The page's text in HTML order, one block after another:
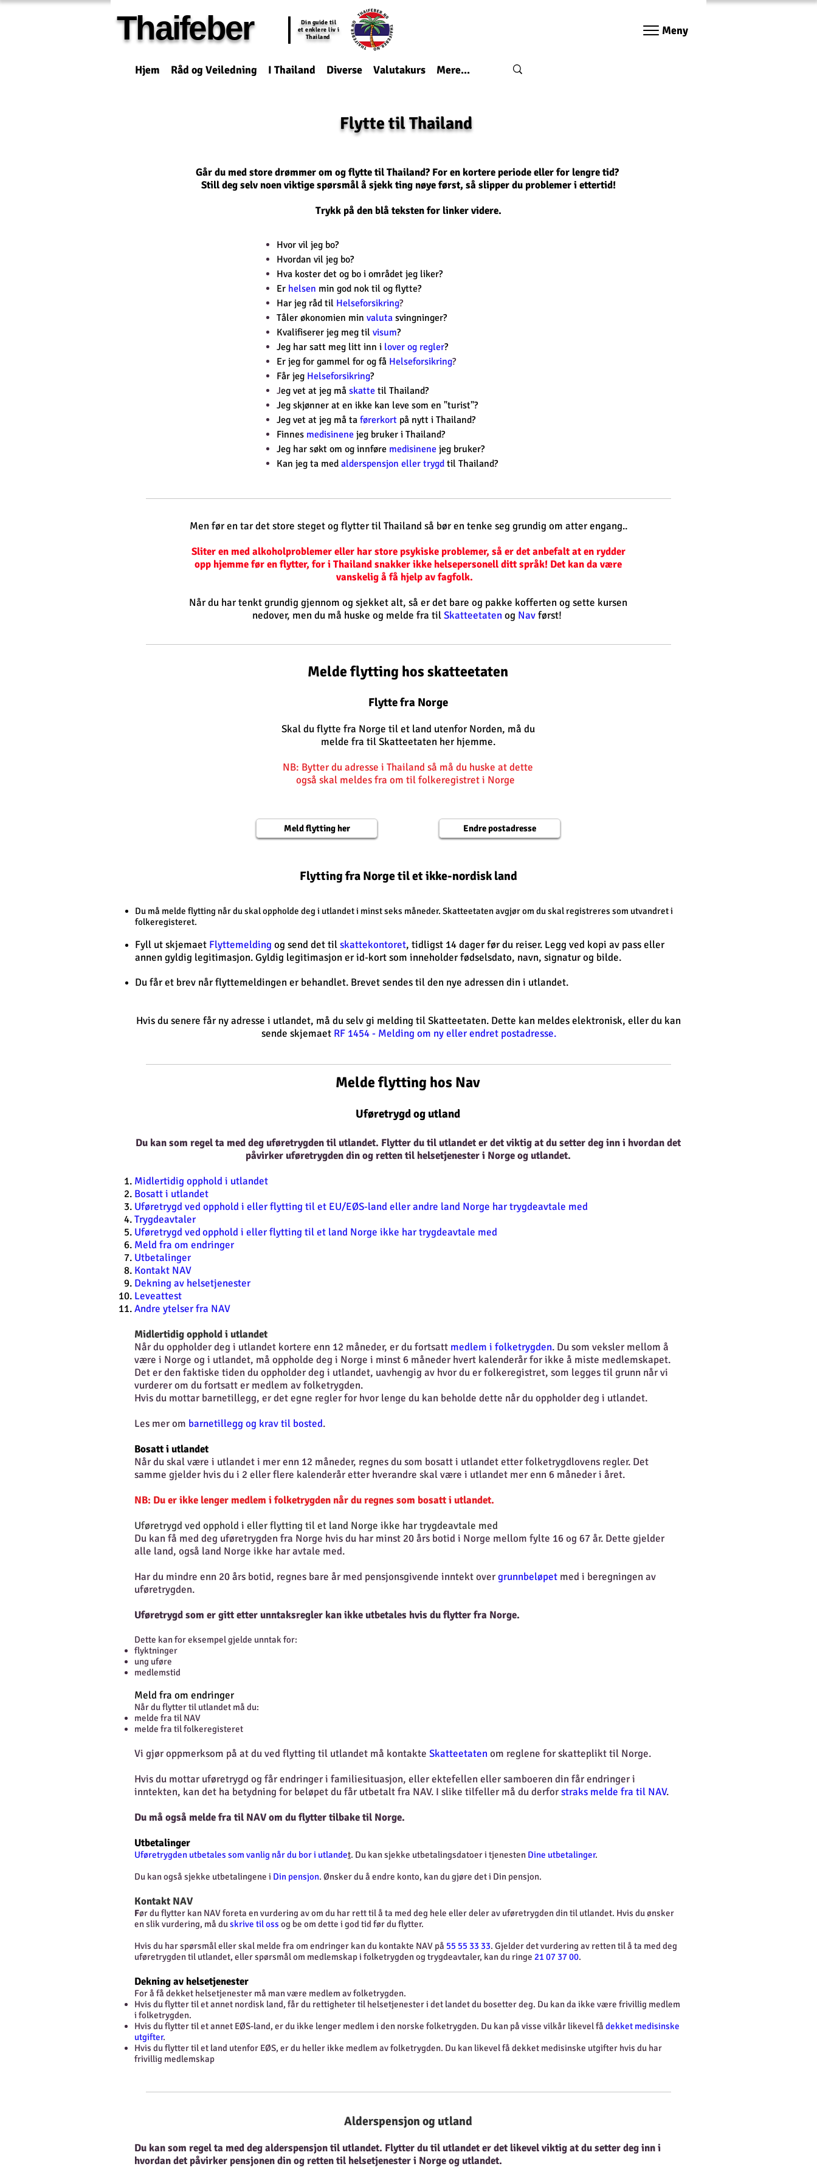
Thaifeber
Din guide til
et enklere liv i
Thailand
Meny
Hjem Råd og Veiledning I Thailand Diverse Valutakurs Mere...
Flytte til Thailand
Går du med store drømmer om og flytte til Thailand? For en kortere periode eller for lengre tid? ​
Stilldegselv noen viktigespørsmålå sjekkting nøyeførst, så slipperdu problemeri ettertid!​
Trykk på den blå teksten for linker videre.
Hvor vil jeg bo?
Hvordan vil jeg bo?
Hva koster det og bo i området jeg liker?
Er helsen min god nok til og flytte?
Har jeg råd til Helseforsikring?
Tåler økonomien min valuta svingninger?
Kvalifiserer jeg meg til visum?
Jeg har satt meg litt inn i lover og regler?
Er jeg for gammel for og få Helseforsikring?
Får jeg Helseforsikring?
Jeg vet at jeg må skatte til Thailand?
Jeg skjønner at en ikke kan leve som en "turist"?
Jeg vet at jeg må ta førerkort på nytt i Thailand?
Finnes medisinene jeg bruker i Thailand?
Jeg har søkt om og innføre medisinene jeg bruker?
Kan jeg ta med alderspensjon eller trygd til Thailand?
Men før en tar det store steget og flytter til Thailand så bør en tenke seg grundig om atter engang..
Sliter en med alkoholproblemer eller har store psykiske problemer, så er det anbefalt at en rydder
opp hjemme før en flytter, for i Thailand snakker ikke helsepersonell ditt språk! Det kan da være
vanskelig å få hjelp av fagfolk.
Når du har tenkt grundig gjennom og sjekket alt, så er det bare og pakke kofferten og sette kursen
nedover, men du må huske og melde fra tilSkatteetatenog Navførst!
Melde flytting hos skatteetaten
Flytte fra Norge
Skal du flytte fra Norge til et land utenfor Norden, må du
melde fra til Skatteetaten her hjemme.
NB: Bytter du adresse i Thailand så må du huske at dette
også skal meldes fra om til folkeregistret i Norge
Meld flytting her Endre postadresse
Flytting fra Norge til et ikke-nordisk land
Du må melde flytting når du skal oppholde deg i utlandet i minst seks måneder. Skatteetaten avgjør om du skal registreres som utvandret i
folkeregisteret.
Fyll ut skjemaet Flyttemelding og send det tilskattekontoret, tidligst 14 dager før du reiser. Legg ved kopi av pass eller
annen gyldig legitimasjon. Gyldig legitimasjon er id-kort som inneholder fødselsdato, navn, signatur og bilde.
Du får et brev når flyttemeldingen er behandlet. Brevet sendes til den nye adressen din i utlandet.
Hvis du senere får ny adresse i utlandet, må du selv gi melding til Skatteetaten. Dette kan meldeselektronisk, eller du kan
sende skjemaet RF 1454 - Melding om ny eller endret postadresse.
Melde flytting hos Nav
Uføretrygd og utland
Du kan som regel ta med deg uføretrygden til utlandet. Flytter du til utlandet er det viktig at du setter deg inn i hvordan det
påvirker uføretrygden din og retten til helsetjenester i Norge og utlandet.
Midlertidig opphold i utlandet
Bosatt i utlandet
Uføretrygd ved opphold i eller flytting til et EU/EØS-land eller andre land Norge har trygdeavtale med
Trygdeavtaler
Uføretrygd vedopphold i eller flytting til et land Norge ikke har trygdeavtale med
Meld fra om endringer
Utbetalinger
Kontakt NAV
Dekning av helsetjenester
Leveattest
Andre ytelser fra NAV
Midlertidig opphold i utlandet
Når du oppholder deg i utlandet kortere enn 12 måneder, er du fortsatt medlem i folketrygden. Du som veksler mellom å
være i Norge og i utlandet, må oppholde deg i Norge i minst 6 måneder hvert kalenderår for ikke å miste medlemskapet.
Det er den faktiske tiden du oppholder deg i utlandet, uavhengig av hvor du er folkeregistret, som legges til grunn når vi
vurderer om du fortsatt er medlem av folketrygden.
Hvis du mottar barnetillegg, er det egne regler for hvor lenge du kan beholde dette når du oppholder deg i utlandet.
Les mer om barnetillegg og krav til bosted.
Bosatt i utlandet
Når du skal være i utlandet i mer enn 12 måneder, regnes du som bosatt i utlandet etter folketrygdlovens regler. Det
samme gjelder hvis du i 2 eller flere kalenderår etter hverandre skal være i utlandet mer enn 6 måneder i året.
NB: Du er ikke lenger medlem i folketrygden når du regnes som bosatt i utlandet.
Uføretrygd ved opphold i eller flytting til et land Norge ikke har trygdeavtale med
Du kan få med deg uføretrygden fra Norge hvis du har minst 20 års botid i Norge mellom fylte 16 og 67 år. Dette gjelder
alle land, også land Norge ikke har avtale med.
Har du mindre enn 20 års botid, regnes bare år med pensjonsgivende inntekt overgrunnbeløpet med i beregningen av
uføretrygden.
Uføretrygd som er gitt etter unntaksregler kan ikke utbetales hvis du flytter fra Norge.
Dette kan for eksempel gjelde unntak for:
flyktninger
ung uføre
medlemstid
Meld fra om endringer
Når du flytter til utlandet må du:
melde fra til NAV
melde fra til folkeregisteret
Vi gjør oppmerksom på at du ved flytting til utlandet må kontakte Skatteetatenom reglene for skatteplikt til Norge.
Hvis du mottar uføretrygd og får endringer i familiesituasjon, eller ektefellen eller samboeren din får endringer i
inntekten, kan det ha betydning for beløpet du får utbetalt fra NAV. I slike tilfeller må du derforstraks melde fra til NAV.
Du må også melde fra til NAV om du flytter tilbake til Norge.
Utbetalinger
Uføretrygden utbetales som vanlig når du bor i utlandet. Du kan sjekke utbetalingsdatoer i tjenesten Dine utbetalinger.
Du kan også sjekke utbetalingene i Din pensjon. Ønsker du å endre konto, kan du gjøre det i Din pensjon.
Kontakt NAV
Før du flytter kan NAV foreta en vurdering av om du har rett til å ta med deg hele eller deler av uføretrygden din til utlandet. Hvis du ønsker
en slik vurdering, må duskrive til oss og be om dette i god tid før du flytter.
Hvis du har spørsmål eller skal melde fra om endringer kan du kontakte NAV på 55 55 33 33. Gjelder det vurdering av retten til å ta med deg
uføretrygden til utlandet, eller spørsmål om medlemskap i folketrygden og trygdeavtaler, kan du ringe 21 07 37 00.
Dekning av helsetjenester
For å få dekket helsetjenester må man være medlem av folketrygden.
Hvis du flytter til et annet nordisk land, får du rettigheter til helsetjenester i det landet du bosetter deg. Du kan da ikke være frivillig medlem
i folketrygden.
Hvis du flytter til et annet EØS-land, er du ikke lenger medlem i den norske folketrygden. Du kan på visse vilkår likevel få dekket medisinske
utgifter.
Hvis du flytter til et land utenfor EØS, er du heller ikke medlem av folketrygden. Du kan likevel få dekket medisinske utgifter hvis du har
frivillig medlemskap
Alderspensjon og utland
Du kan som regel ta med deg alderspensjon til utlandet. Flytter du til utlandet er det likevel viktig at du setter deg inn i
hvordan det påvirker pensjonen din og retten til helsetjenester i Norge og utlandet.